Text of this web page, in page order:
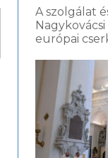
A szolgálat
európai